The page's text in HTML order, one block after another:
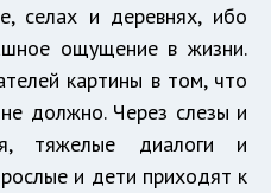
селах и деревнях, ибо
ощущение в жизни.
картины в том, что
должно. Через слезы и
тяжелые диалоги и
и дети приходят к